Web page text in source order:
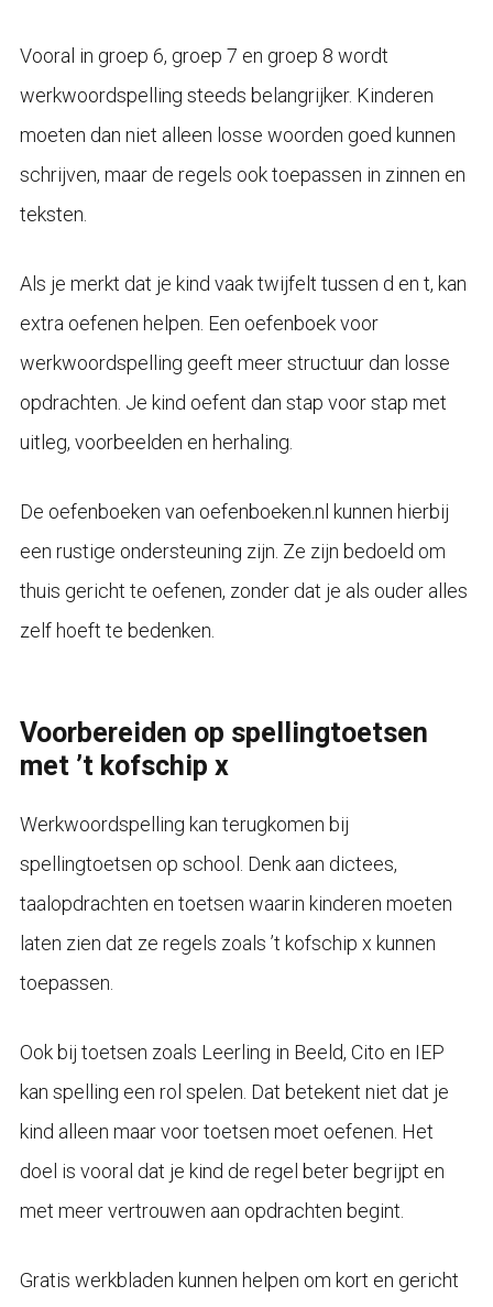
Vooral in groep 6, groep 7 en groep 8 wordt
werkwoordspelling steeds belangrijker. Kinderen
moeten dan niet alleen losse woorden goed kunnen
schrijven, maar de regels ook toepassen in zinnen en
teksten.
Als je merkt dat je kind vaak twijfelt tussen d en t, kan
extra oefenen helpen. Een oefenboek voor
werkwoordspelling geeft meer structuur dan losse
opdrachten. Je kind oefent dan stap voor stap met
uitleg, voorbeelden en herhaling.
De oefenboeken van oefenboeken.nl kunnen hierbij
een rustige ondersteuning zijn. Ze zijn bedoeld om
thuis gericht te oefenen, zonder dat je als ouder alles
zelf hoeft te bedenken.
Voorbereiden op spellingtoetsen
met ’t kofschip x
Werkwoordspelling kan terugkomen bij
spellingtoetsen op school. Denk aan dictees,
taalopdrachten en toetsen waarin kinderen moeten
laten zien dat ze regels zoals ’t kofschip x kunnen
toepassen.
Ook bij toetsen zoals Leerling in Beeld, Cito en IEP
kan spelling een rol spelen. Dat betekent niet dat je
kind alleen maar voor toetsen moet oefenen. Het
doel is vooral dat je kind de regel beter begrijpt en
met meer vertrouwen aan opdrachten begint.
Gratis werkbladen kunnen helpen om kort en gericht